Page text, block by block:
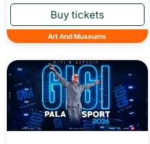
Art And Museums